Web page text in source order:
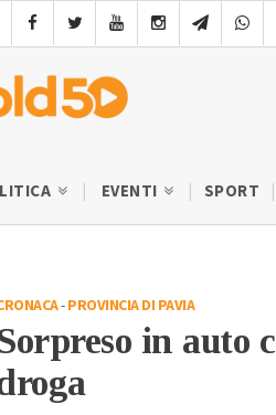
EVENTI SPORT
-PROVINCIA DI PAVIA
in auto